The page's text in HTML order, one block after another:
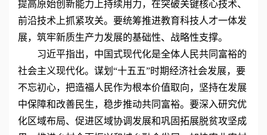
提高原始创新能力上持续用力，在突破关键核心技术、
前沿技术上抓紧攻关。要统筹推进教育科技人才一体发
展，筑牢新质生产力发展的基础性、战略性支撑。
习近平指出，中国式现代化是全体人民共同富裕的
社会主义现代化。谋划“十五五”时期经济社会发展，要
不忘初心，把造福人民作为根本价值取向，坚持在发展
中保障和改善民生，稳步推动共同富裕。要深入研究优
化区域布局、促进区域协调发展和巩固拓展脱贫攻坚成